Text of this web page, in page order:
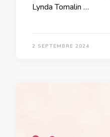
Lynda Tomalin …
2 SEPTEMBRE 2024